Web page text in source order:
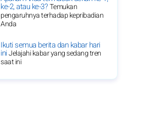
ke-2, atau ke-3?Temukan
pengaruhnya terhadap kepribadian
Anda
Ikuti semua berita dan kabar hari
iniJelajahi kabar yang sedang tren
saat ini